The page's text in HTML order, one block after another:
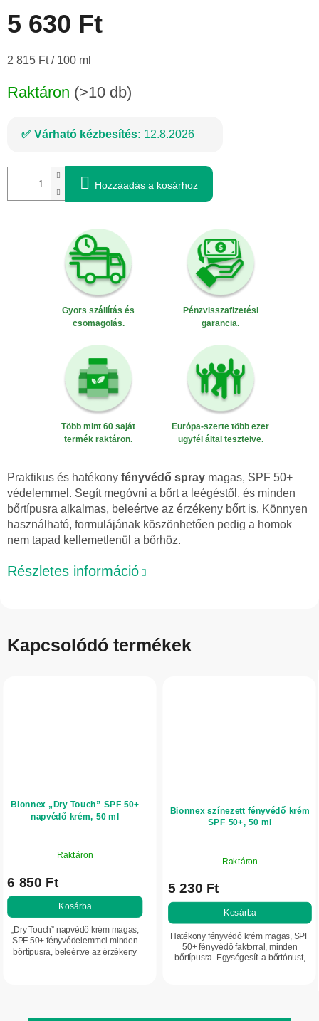
5 630 Ft
Egységár:
2 815 Ft / 100 ml
Raktáron (>10 db)
Várható kézbesítés: 12.8.2026
Hozzáadás a kosárhoz
Gyors szállítás és
csomagolás.
Pénzvisszafizetési
garancia.
Több mint 60 saját
termék raktáron.
Európa-szerte több ezer
ügyfél által tesztelve.
Praktikus és hatékony fényvédő spray magas, SPF 50+
védelemmel. Segít megóvni a bőrt a leégéstől, és minden
bőrtípusra alkalmas, beleértve az érzékeny bőrt is. Könnyen
használható, formulájának köszönhetően pedig a homok
nem tapad kellemetlenül a bőrhöz.
Részletes információ
Kapcsolódó termékek
Bionnex „Dry Touch” SPF 50+
napvédő krém, 50 ml
Raktáron
6 850 Ft
Kosárba
„Dry Touch” napvédő krém magas,
SPF 50+ fényvédelemmel minden
bőrtípusra, beleértve az érzékeny
Bionnex színezett fényvédő krém
SPF 50+, 50 ml
Raktáron
5 230 Ft
Kosárba
Hatékony fényvédő krém magas, SPF
50+ fényvédő faktorral, minden
bőrtípusra. Egységesíti a bőrtónust,